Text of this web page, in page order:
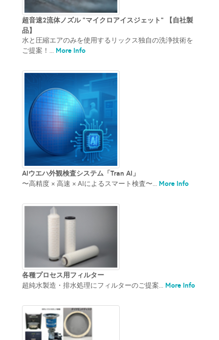
超音速2流体ノズル “マイクロアイスジェット” 【自社製
品】
水と圧縮エアのみを使用するリックス独自の洗浄技術を
ご提案！... More Info
AIウエハ外観検査システム「Tran AI」
〜高精度 × 高速 × AIによるスマート検査〜... More Info
各種プロセス用フィルター
超純水製造・排水処理にフィルターのご提案... More Info